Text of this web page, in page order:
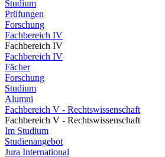
Studium
Prüfungen
Forschung
Fachbereich IV
Fachbereich IV
Fachbereich IV
Fächer
Forschung
Studium
Alumni
Fachbereich V - Rechtswissenschaft
Fachbereich V - Rechtswissenschaft
Im Studium
Studienangebot
Jura International